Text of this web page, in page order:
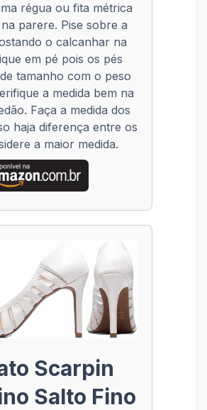
régua ou fita métrica
parere. Pise sobre a
o calcanhar na
em pé pois os pés
tamanho com o peso
a medida bem na
Faça a medida dos
haja diferença entre os
a maior medida.
Scarpin
Salto Fino